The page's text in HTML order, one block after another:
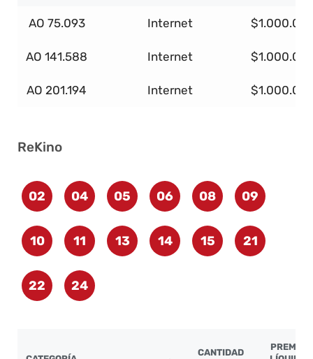
AO 75.093 Internet
AO 141.588 Internet
AO 201.194 Internet
ReKino
02 04 05 06 08 09
10 11 13 14 15 21
22 24
CANTIDAD
PREMIO